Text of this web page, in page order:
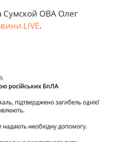
Сумской ОВА Олег
.